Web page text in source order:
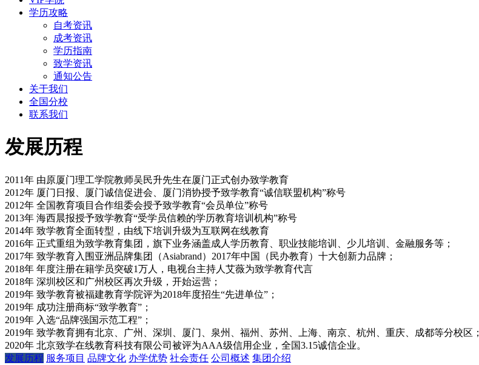
学历攻略
自考资讯
成考资讯
学历指南
致学资讯
通知公告
关于我们
全国分校
联系我们
发展历程
2011年 由原厦门理工学院教师吴民升先生在厦门正式创办致学教育
2012年 厦门日报、厦门诚信促进会、厦门消协授予致学教育“诚信联盟机构”称号
2012年 全国教育项目合作组委会授予致学教育“会员单位”称号
2013年 海西晨报授予致学教育“受学员信赖的学历教育培训机构”称号
2014年 致学教育全面转型，由线下培训升级为互联网在线教育
2016年 正式重组为致学教育集团，旗下业务涵盖成人学历教育、职业技能培训、少儿培训、金融服务等；
2017年 致学教育入围亚洲品牌集团（Asiabrand）2017年中国（民办教育）十大创新力品牌；
2018年 年度注册在籍学员突破1万人，电视台主持人艾薇为致学教育代言
2018年 深圳校区和广州校区再次升级，开始运营；
2019年 致学教育被福建教育学院评为2018年度招生“先进单位”；
2019年 成功注册商标“致学教育”；
2019年 入选“品牌强国示范工程”；
2019年 致学教育拥有北京、广州、深圳、厦门、泉州、福州、苏州、上海、南京、杭州、重庆、成都等分校区；
2020年 北京致学在线教育科技有限公司被评为AAA级信用企业，全国3.15诚信企业。
发展历程 服务项目 品牌文化 办学优势 社会责任 公司概述 集团介绍